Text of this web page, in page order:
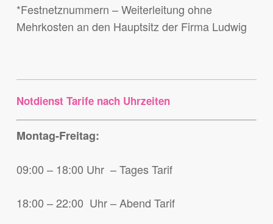
*Festnetznummern – Weiterleitung ohne
Mehrkosten an den Hauptsitz der Firma Ludwig
Notdienst Tarife nach Uhrzeiten
Montag-Freitag:
09:00 – 18:00 Uhr – Tages Tarif
18:00 – 22:00 Uhr – Abend Tarif